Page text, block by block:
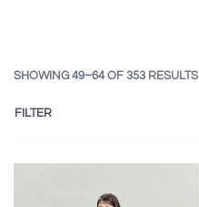
SHOWING 49–64 OF 353 RESULTS
FILTER